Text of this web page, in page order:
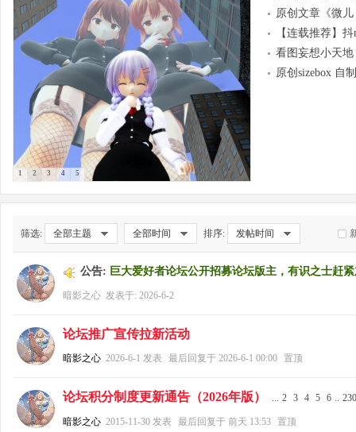
1 2 3 4 5
人的日记》（更
假日篇下）
原创文章《微儿
韋，思涵的番外
事》（ 长篇 最后
【连载推荐】
喜“一脸嫌弃给你
次”【40原】
看图妄想小天地
死篇
原创sizebox 自
筛选: 全部主题 全部时间 排序: 发帖时间
公告: 巨大爱好者论坛公开招募论坛版主，有识之士赶
暗影之心 发表于: 2026-6-2
论坛推广宣传拉新活动
暗影之心 2026-6-1 发表 最后回复于 2026-6-1 00:00 置顶
论坛积分制度更新通告（2026年版） ... 2 3 4 5 6 .. 230
暗影之心 2015-11-30 发表 最后回复于 前天 13:53 置顶